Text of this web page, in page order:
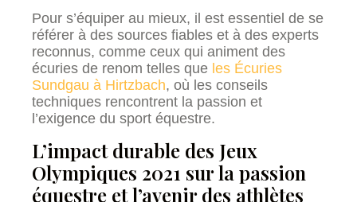
Pour s’équiper au mieux, il est essentiel de se
référer à des sources fiables et à des experts
reconnus, comme ceux qui animent des
écuries de renom telles que les Écuries
Sundgau à Hirtzbach, où les conseils
techniques rencontrent la passion et
l’exigence du sport équestre.
L’impact durable des Jeux
Olympiques 2021 sur la passion
équestre et l’avenir des athlètes